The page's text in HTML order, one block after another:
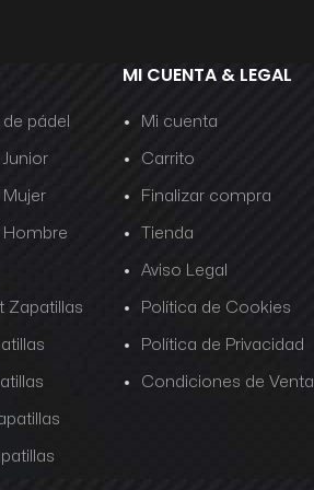
pádel
Hombre
Zapatillas
MI CUENTA & LEGAL
Mi cuenta
Carrito
Finalizar compra
Tienda
Aviso Legal
Política de Cookies
Política de Privacidad
Condiciones de Venta